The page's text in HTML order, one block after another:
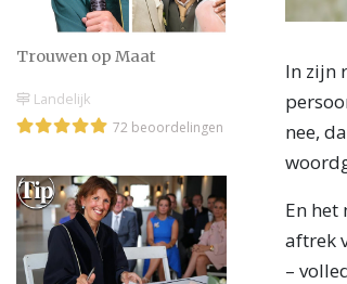
Trouwen op Maat
Landelijk
72 beoordelingen
In zijn
nee,
En het
aftrek
–